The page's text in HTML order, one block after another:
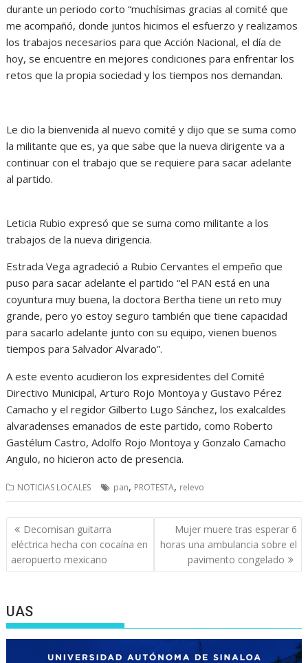
durante un periodo corto “muchísimas gracias al comité que
me acompañó, donde juntos hicimos el esfuerzo y realizamos
los trabajos necesarios para que Acción Nacional, el día de
hoy, se encuentre en mejores condiciones para enfrentar los
retos que la propia sociedad y los tiempos nos demandan.
Le dio la bienvenida al nuevo comité y dijo que se suma como
la militante que es, ya que sabe que la nueva dirigente va a
continuar con el trabajo que se requiere para sacar adelante
al partido.
Leticia Rubio expresó que se suma como militante a los
trabajos de la nueva dirigencia.
Estrada Vega agradeció a Rubio Cervantes el empeño que
puso para sacar adelante el partido “el PAN está en una
coyuntura muy buena, la doctora Bertha tiene un reto muy
grande, pero yo estoy seguro también que tiene capacidad
para sacarlo adelante junto con su equipo, vienen buenos
tiempos para Salvador Alvarado”.
A este evento acudieron los expresidentes del Comité
Directivo Municipal, Arturo Rojo Montoya y Gustavo Pérez
Camacho y el regidor Gilberto Lugo Sánchez, los exalcaldes
alvaradenses emanados de este partido, como Roberto
Gastélum Castro, Adolfo Rojo Montoya y Gonzalo Camacho
Angulo, no hicieron acto de presencia.
NOTICIAS LOCALES pan, PROTESTA, relevo
Navegación
de
entradas
Decomisan guitarra
eléctrica hecha con cocaína en
aeropuerto mexicano
Mujer muere tras esperar 6
horas una ambulancia sobre el
pavimento congelado
UAS